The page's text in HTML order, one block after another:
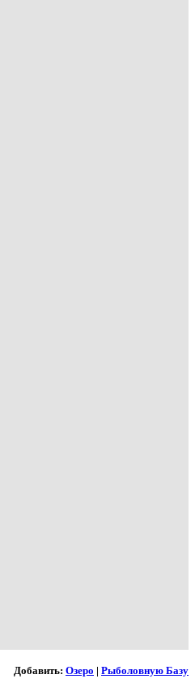
Добавить: Озеро | Рыболовную Базу